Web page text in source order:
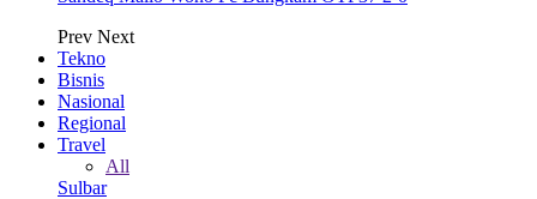
Prev Next
Tekno
Bisnis
Nasional
Regional
Travel
All
Sulbar